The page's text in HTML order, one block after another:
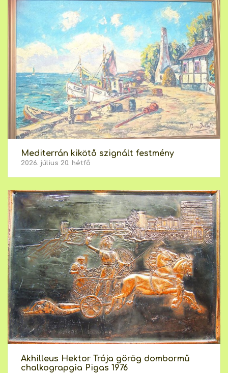
Mediterrán kikötő szignált festmény
2026. július 20. hétfő
Akhilleus Hektor Trója görög dombormű
chalkograpgia Pigas 1976